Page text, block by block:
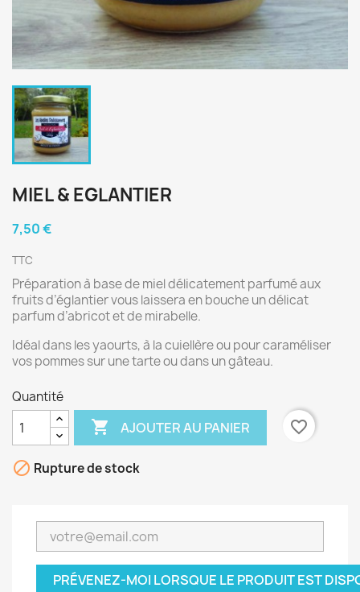
MIEL & EGLANTIER
7,50 €
TTC
Préparation à base de miel délicatement parfumé aux
fruits d’églantier vous laissera en bouche un délicat
parfum d’abricot et de mirabelle.
Idéal dans les yaourts, à la cuiellère ou pour caraméliser
vos pommes sur une tarte ou dans un gâteau.
Quantité
 AJOUTER AU PANIER favorite_border
 Rupture de stock
PRÉVENEZ-MOI LORSQUE LE PRODUIT EST